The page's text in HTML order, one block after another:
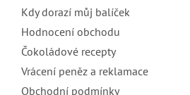
Kdy dorazí můj balíček
Hodnocení obchodu
Čokoládové recepty
Vrácení peněz a reklamace
Obchodní podmínky